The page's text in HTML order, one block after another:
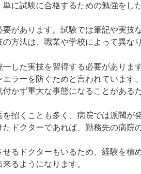
に試験に合格するための勉強をし
があります。試験では筆記や実技
方法は、職業や学校によって異なり
した実技を習得する必要がありま
ラーを防ぐためと言われています
かず重大な事態になることがある
招くことも多く、病院では派閥が
ドクターであれば、勤務先の病院
るドクターもいるため、経験を積
るようになります。